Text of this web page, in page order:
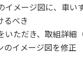
イメージ図に、車い
るべき
いただき、取組詳細
のイメージ図を修正